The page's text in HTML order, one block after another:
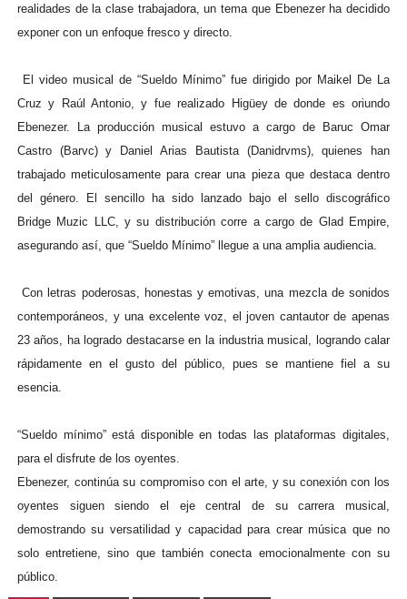
realidades de la clase trabajadora, un tema que Ebenezer ha decidido
exponer con un enfoque fresco y directo.
El video musical de “Sueldo Mínimo” fue dirigido por Maikel De La
Cruz y Raúl Antonio, y fue realizado Higüey de donde es oriundo
Ebenezer. La producción musical estuvo a cargo de Baruc Omar
Castro (Barvc) y Daniel Arias Bautista (Danidrvms), quienes han
trabajado meticulosamente para crear una pieza que destaca dentro
del género. El sencillo ha sido lanzado bajo el sello discográfico
Bridge Muzic LLC, y su distribución corre a cargo de Glad Empire,
asegurando así, que “Sueldo Mínimo” llegue a una amplia audiencia.
Con letras poderosas, honestas y emotivas, una mezcla de sonidos
contemporáneos, y una excelente voz, el joven cantautor de apenas
23 años, ha logrado destacarse en la industria musical, logrando calar
rápidamente en el gusto del público, pues se mantiene fiel a su
esencia.
“Sueldo mínimo” está disponible en todas las plataformas digitales,
para el disfrute de los oyentes.
Ebenezer, continúa su compromiso con el arte, y su conexión con los
oyentes siguen siendo el eje central de su carrera musical,
demostrando su versatilidad y capacidad para crear música que no
solo entretiene, sino que también conecta emocionalmente con su
público.